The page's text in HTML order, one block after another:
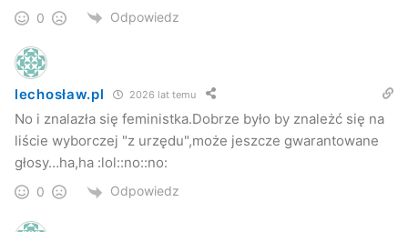
0 Odpowiedz
lechosław.pl 2026 lat temu
No i znalazła się feministka.Dobrze było by znależć się na
liście wyborczej "z urzędu",może jeszcze gwarantowane
głosy…ha,ha :lol::no::no:
0 Odpowiedz